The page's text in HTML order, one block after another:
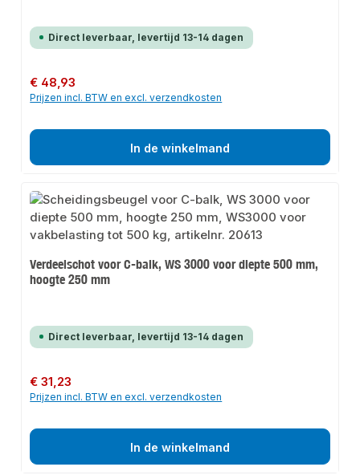
Direct leverbaar, levertijd 13-14 dagen
Normale prijs:
€ 48,93
Prijzen incl. BTW en excl. verzendkosten
In de winkelmand
Verdeelschot voor C-balk, WS 3000 voor diepte 500 mm,
hoogte 250 mm
Direct leverbaar, levertijd 13-14 dagen
Normale prijs:
€ 31,23
Prijzen incl. BTW en excl. verzendkosten
In de winkelmand